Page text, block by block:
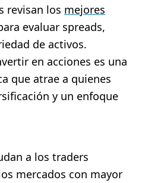
revisan los mejores
evaluar spreads,
de activos.
en acciones es una
que atrae a quienes
y un enfoque
a los traders
mercados con mayor